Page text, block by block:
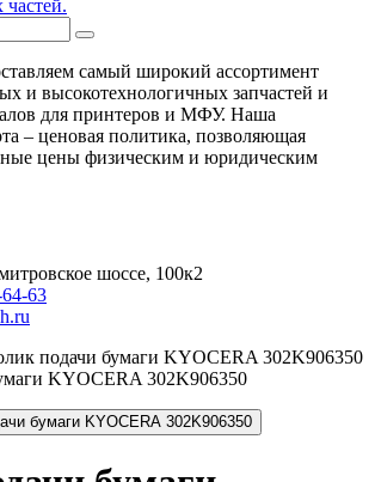
самый широкий ассортимент
и высокотехнологичных запчастей и
для принтеров и МФУ. Наша
– ценовая политика, позволяющая
цены физическим и юридическим
шоссе, 100к2
63
подачи бумаги KYOCERA 302K906350